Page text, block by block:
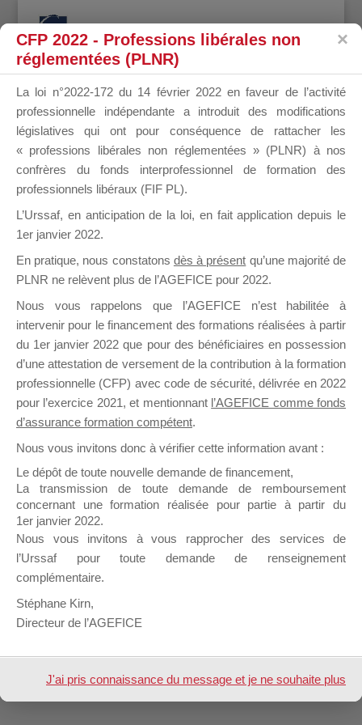
Connexion
Connexion Mot de passe oublié ?
Mot de Passe *
SE SOUVENIR DE MOI
Design deElegant Themes| Propulsé par
WordPress
CFP 2022 - Professions libérales non
réglementées (PLNR)
La loi n°2022-172 du 14 février 2022 en faveur de l’activité
professionnelle indépendante a introduit des modifications
législatives qui ont pour conséquence de rattacher les
« professions libérales non réglementées » (PLNR) à nos
confrères du fonds interprofessionnel de formation des
professionnels libéraux (FIF PL).
L’Urssaf, en anticipation de la loi, en fait application depuis le
1er janvier 2022.
En pratique, nous constatons dès à présent qu’une majorité de
PLNR ne relèvent plus de l’AGEFICE pour 2022.
Nous vous rappelons que l’AGEFICE n’est habilitée à
intervenir pour le financement des formations réalisées à partir
du 1er janvier 2022 que pour des bénéficiaires en possession
d’une attestation de versement de la contribution à la formation
professionnelle (CFP) avec code de sécurité, délivrée en 2022
pour l’exercice 2021, et mentionnant l’AGEFICE comme fonds
d’assurance formation compétent.
Nous vous invitons donc à vérifier cette information avant :
Le dépôt de toute nouvelle demande de financement,
La transmission de toute demande de remboursement
concernant une formation réalisée pour partie à partir du
1er janvier 2022.
Nous vous invitons à vous rapprocher des services de
l’Urssaf pour toute demande de renseignement
complémentaire.
Stéphane Kirn,
Directeur de l’AGEFICE
J'ai pris connaissance du message et je ne souhaite plus